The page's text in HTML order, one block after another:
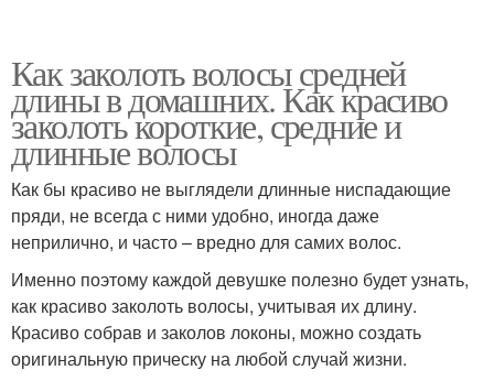
Как заколоть волосы средней
длины в домашних. Как красиво
заколоть короткие, средние и
длинные волосы
Как бы красиво не выглядели длинные ниспадающие
пряди, не всегда с ними удобно, иногда даже
неприлично, и часто – вредно для самих волос.
Именно поэтому каждой девушке полезно будет узнать,
как красиво заколоть волосы, учитывая их длину.
Красиво собрав и заколов локоны, можно создать
оригинальную прическу на любой случай жизни.